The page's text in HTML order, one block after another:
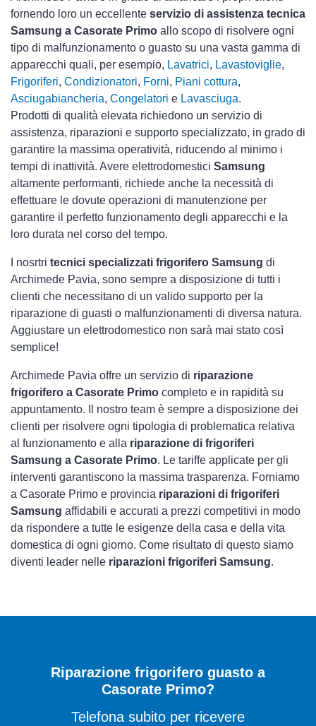
fornendo loro un eccellente servizio di assistenza tecnica
Samsung a Casorate Primo allo scopo di risolvere ogni
tipo di malfunzionamento o guasto su una vasta gamma di
apparecchi quali, per esempio, Lavatrici, Lavastoviglie,
Frigoriferi, Condizionatori, Forni, Piani cottura,
Asciugabiancheria, Congelatori e Lavasciuga.
Prodotti di qualità elevata richiedono un servizio di
assistenza, riparazioni e supporto specializzato, in grado di
garantire la massima operatività, riducendo al minimo i
tempi di inattività. Avere elettrodomestici Samsung
altamente performanti, richiede anche la necessità di
effettuare le dovute operazioni di manutenzione per
garantire il perfetto funzionamento degli apparecchi e la
loro durata nel corso del tempo.
I nosrtri tecnici specializzati frigorifero Samsung di
Archimede Pavia, sono sempre a disposizione di tutti i
clienti che necessitano di un valido supporto per la
riparazione di guasti o malfunzionamenti di diversa natura.
Aggiustare un elettrodomestico non sarà mai stato così
semplice!
Archimede Pavia offre un servizio di riparazione
frigorifero a Casorate Primo completo e in rapidità su
appuntamento. Il nostro team è sempre a disposizione dei
clienti per risolvere ogni tipologia di problematica relativa
al funzionamento e alla riparazione di frigoriferi
Samsung a Casorate Primo. Le tariffe applicate per gli
interventi garantiscono la massima trasparenza. Forniamo
a Casorate Primo e provincia riparazioni di frigoriferi
Samsung affidabili e accurati a prezzi competitivi in modo
da rispondere a tutte le esigenze della casa e della vita
domestica di ogni giorno. Come risultato di questo siamo
diventi leader nelle riparazioni frigoriferi Samsung.
Riparazione frigorifero guasto a
Casorate Primo?
Telefona subito per ricevere